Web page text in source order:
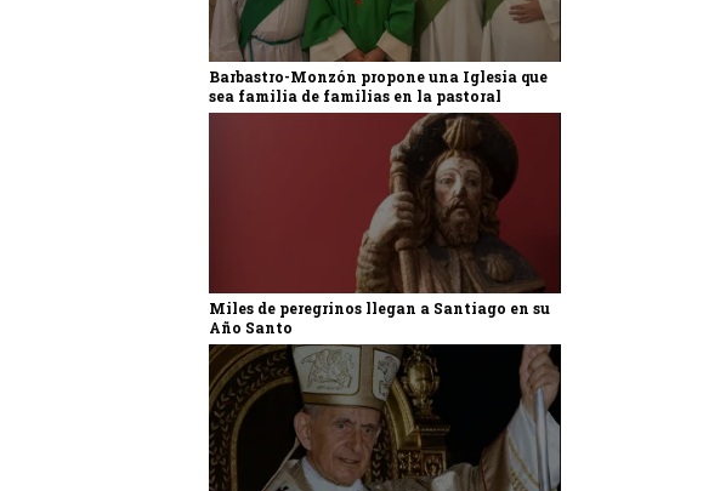
Barbastro-Monzón propone una Iglesia que
sea familia de familias en la pastoral
Miles de peregrinos llegan a Santiago en su
Año Santo